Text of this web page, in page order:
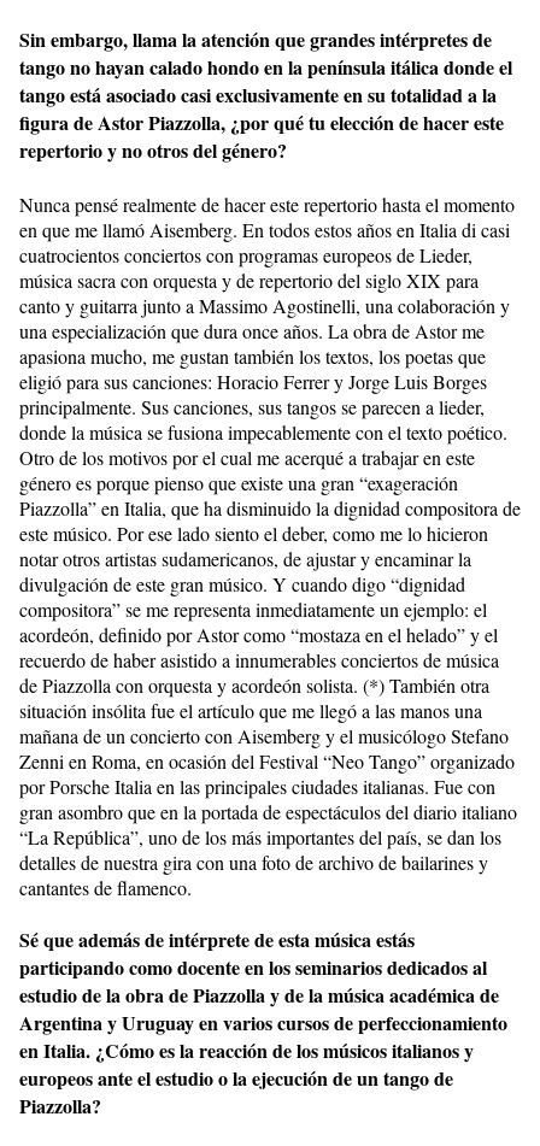
Sin embargo, llama la atención que grandes intérpretes de
tango no hayan calado hondo en la península itálica donde el
tango está asociado casi exclusivamente en su totalidad a la
figura de Astor Piazzolla, ¿por qué tu elección de hacer este
repertorio y no otros del género?
Nunca pensé realmente de hacer este repertorio hasta el momento
en que me llamó Aisemberg. En todos estos años en Italia di casi
cuatrocientos conciertos con programas europeos de Lieder,
música sacra con orquesta y de repertorio del siglo XIX para
canto y guitarra junto a Massimo Agostinelli, una colaboración y
una especialización que dura once años. La obra de Astor me
apasiona mucho, me gustan también los textos, los poetas que
eligió para sus canciones: Horacio Ferrer y Jorge Luis Borges
principalmente. Sus canciones, sus tangos se parecen a lieder,
donde la música se fusiona impecablemente con el texto poético.
Otro de los motivos por el cual me acerqué a trabajar en este
género es porque pienso que existe una gran “exageración
Piazzolla” en Italia, que ha disminuido la dignidad compositora de
este músico. Por ese lado siento el deber, como me lo hicieron
notar otros artistas sudamericanos, de ajustar y encaminar la
divulgación de este gran músico. Y cuando digo “dignidad
compositora” se me representa inmediatamente un ejemplo: el
acordeón, definido por Astor como “mostaza en el helado” y el
recuerdo de haber asistido a innumerables conciertos de música
de Piazzolla con orquesta y acordeón solista. (*) También otra
situación insólita fue el artículo que me llegó a las manos una
mañana de un concierto con Aisemberg y el musicólogo Stefano
Zenni en Roma, en ocasión del Festival “Neo Tango” organizado
por Porsche Italia en las principales ciudades italianas. Fue con
gran asombro que en la portada de espectáculos del diario italiano
“La República”, uno de los más importantes del país, se dan los
detalles de nuestra gira con una foto de archivo de bailarines y
cantantes de flamenco.
Sé que además de intérprete de esta música estás
participando como docente en los seminarios dedicados al
estudio de la obra de Piazzolla y de la música académica de
Argentina y Uruguay en varios cursos de perfeccionamiento
en Italia. ¿Cómo es la reacción de los músicos italianos y
europeos ante el estudio o la ejecución de un tango de
Piazzolla?